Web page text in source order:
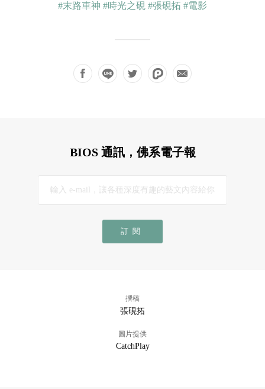
#末路車神 #時光之硯 #張硯拓 #電影
BIOS 通訊，佛系電子報
訂閱
撰稿
張硯拓
圖片提供
CatchPlay